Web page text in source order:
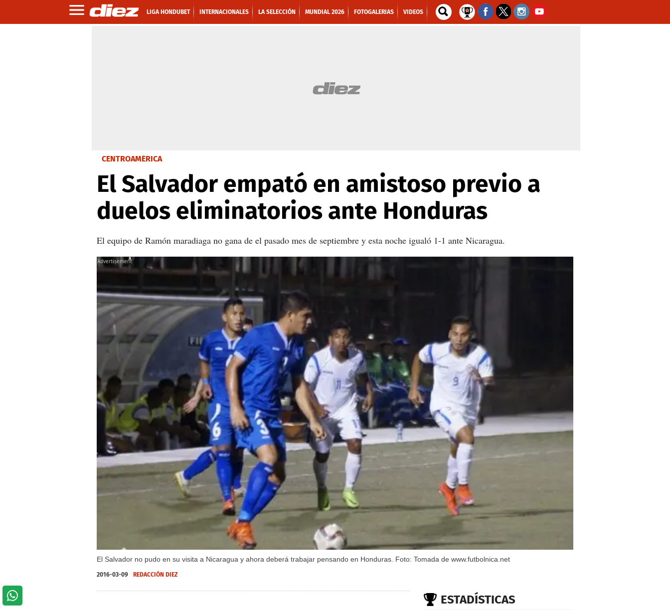
LIGA HONDUBET INTERNACIONALES LA SELECCIÓN MUNDIAL 2026 FOTOGALERIAS VIDEOS
CENTROAMÉRICA
El Salvador empató en amistoso previo a
duelos eliminatorios ante Honduras
El equipo de Ramón maradiaga no gana de el pasado mes de septiembre y esta noche igualó 1-1 ante Nicaragua.
El Salvador no pudo en su visita a Nicaragua y ahora deberá trabajar pensando en Honduras. Foto: Tomada de www.futbolnica.net
X
2016-03-09 REDACCIÓN DIEZ
ESTADÍSTICAS